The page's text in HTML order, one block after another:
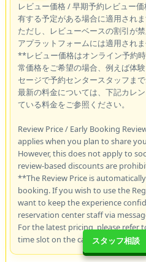
スタッフ相談
レビュー価格 / 早期予約レビュー
有する予定がある場合に適用されま
ただし、レビューベースの割引が
アプラットフォームには適用されま
**レビュー価格はオンライン予約
常価格をご希望の場合、例えば体
セージで予約センタースタッフまで
最新の料金については、下記カレ
ている料金をご参照ください。
Review Price / Early Booking
applies when you plan to share
However, this does not apply to
review-based discounts are
**The Review Price is
booking. If you wish to use the
want to keep the experience
reservation center staff via
For the latest pricing, please refer
time slot on the calendar below.